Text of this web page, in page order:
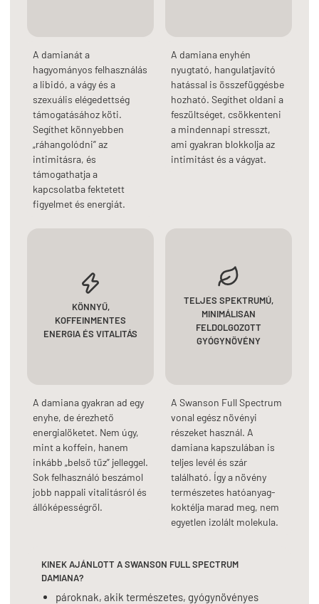
A damianát a
hagyományos felhasználás
a libidó, a vágy és a
szexuális elégedettség
támogatásához köti.
Segíthet könnyebben
„ráhangolódni” az
intimitásra, és
támogathatja a
kapcsolatba fektetett
figyelmet és energiát.
A damiana enyhén
nyugtató, hangulatjavító
hatással is összefüggésbe
hozható. Segíthet oldani a
feszültséget, csökkenteni
a mindennapi stresszt,
ami gyakran blokkolja az
intimitást és a vágyat.
KÖNNYŰ,
KOFFEINMENTES
ENERGIA ÉS VITALITÁS
A damiana gyakran ad egy
enyhe, de érezhető
energialöketet. Nem úgy,
mint a koffein, hanem
inkább „belső tűz” jelleggel.
Sok felhasználó beszámol
jobb nappali vitalitásról és
állóképességről.
TELJES SPEKTRUMÚ,
MINIMÁLISAN
FELDOLGOZOTT
GYÓGYNÖVÉNY
A Swanson Full Spectrum
vonal egész növényi
részeket használ. A
damiana kapszulában is
teljes levél és szár
található. Így a növény
természetes hatóanyag-
koktélja marad meg, nem
egyetlen izolált molekula.
KINEK AJÁNLOTT A SWANSON FULL SPECTRUM
DAMIANA?
pároknak, akik természetes, gyógynövényes